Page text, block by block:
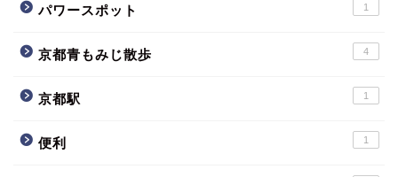
パワースポット 1
京都青もみじ散歩 4
京都駅 1
便利 1